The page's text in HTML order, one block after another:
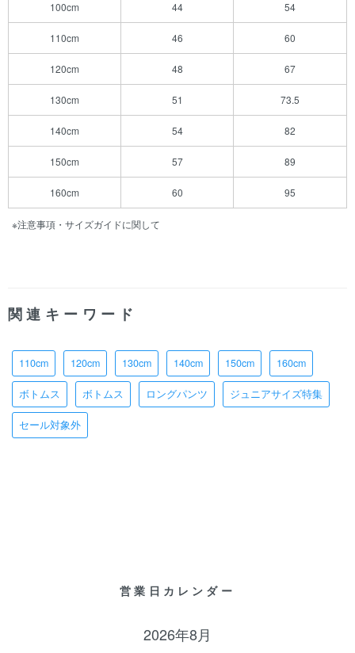
100cm 44 54
110cm 46 60
120cm 48 67
130cm 51 73.5
140cm 54 82
150cm 57 89
160cm 60 95
※注意事項・サイズガイドに関して
関連キーワード
110cm 120cm 130cm 140cm 150cm 160cm
ボトムス ボトムス ロングパンツ ジュニアサイズ特集
セール対象外
営業日カレンダー
2026年8月